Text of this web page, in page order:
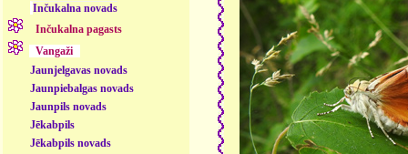
Inčukalna novads
Inčukalna pagasts
Vangaži
Jaunjelgavas novads
Jaunpiebalgas novads
Jaunpils novads
Jēkabpils
Jēkabpils novads